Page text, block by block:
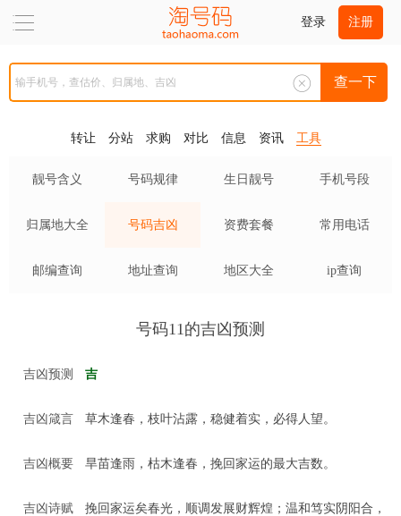
登录 注册
查一下
转让 分站 求购 对比 信息 资讯 工具
靓号含义 号码规律 生日靓号 手机号段
归属地大全 号码吉凶 资费套餐 常用电话
邮编查询 地址查询 地区大全 ip查询
号码11的吉凶预测
吉凶预测 吉
吉凶箴言 草木逢春，枝叶沾露，稳健着实，必得人望。
吉凶概要 旱苗逢雨，枯木逢春，挽回家运的最大吉数。
吉凶诗赋 挽回家运矣春光，顺调发展财辉煌；温和笃实阴阳合，